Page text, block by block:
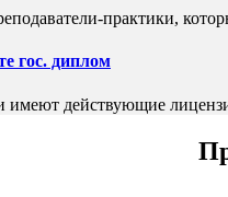
практики,
гос. диплом
действующие